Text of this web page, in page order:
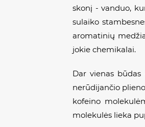
skonį - vanduo,
sulaiko
aromatinių
jokie chemikalai.
Dar vienas
nerūdijančio
kofeino
molekulės lieka